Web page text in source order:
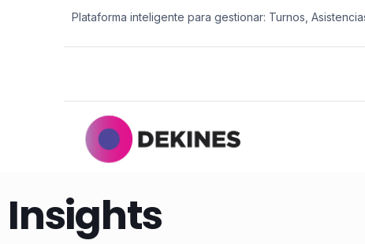
Plataforma inteligente para gestionar: Turnos,
Insights